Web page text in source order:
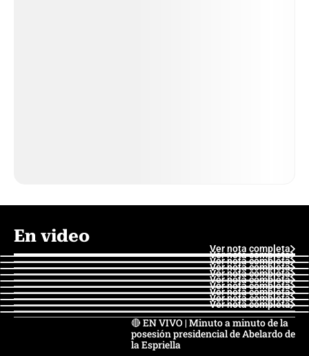
En video
Ver nota completa
Ver nota completa
Ver nota completa
Ver nota completa
Ver nota completa
Ver nota completa
Ver nota completa
Ver nota completa
Ver nota completa
Ver nota completa
🔴 EN VIVO | Minuto a minuto de la
posesión presidencial de Abelardo de
la Espriella